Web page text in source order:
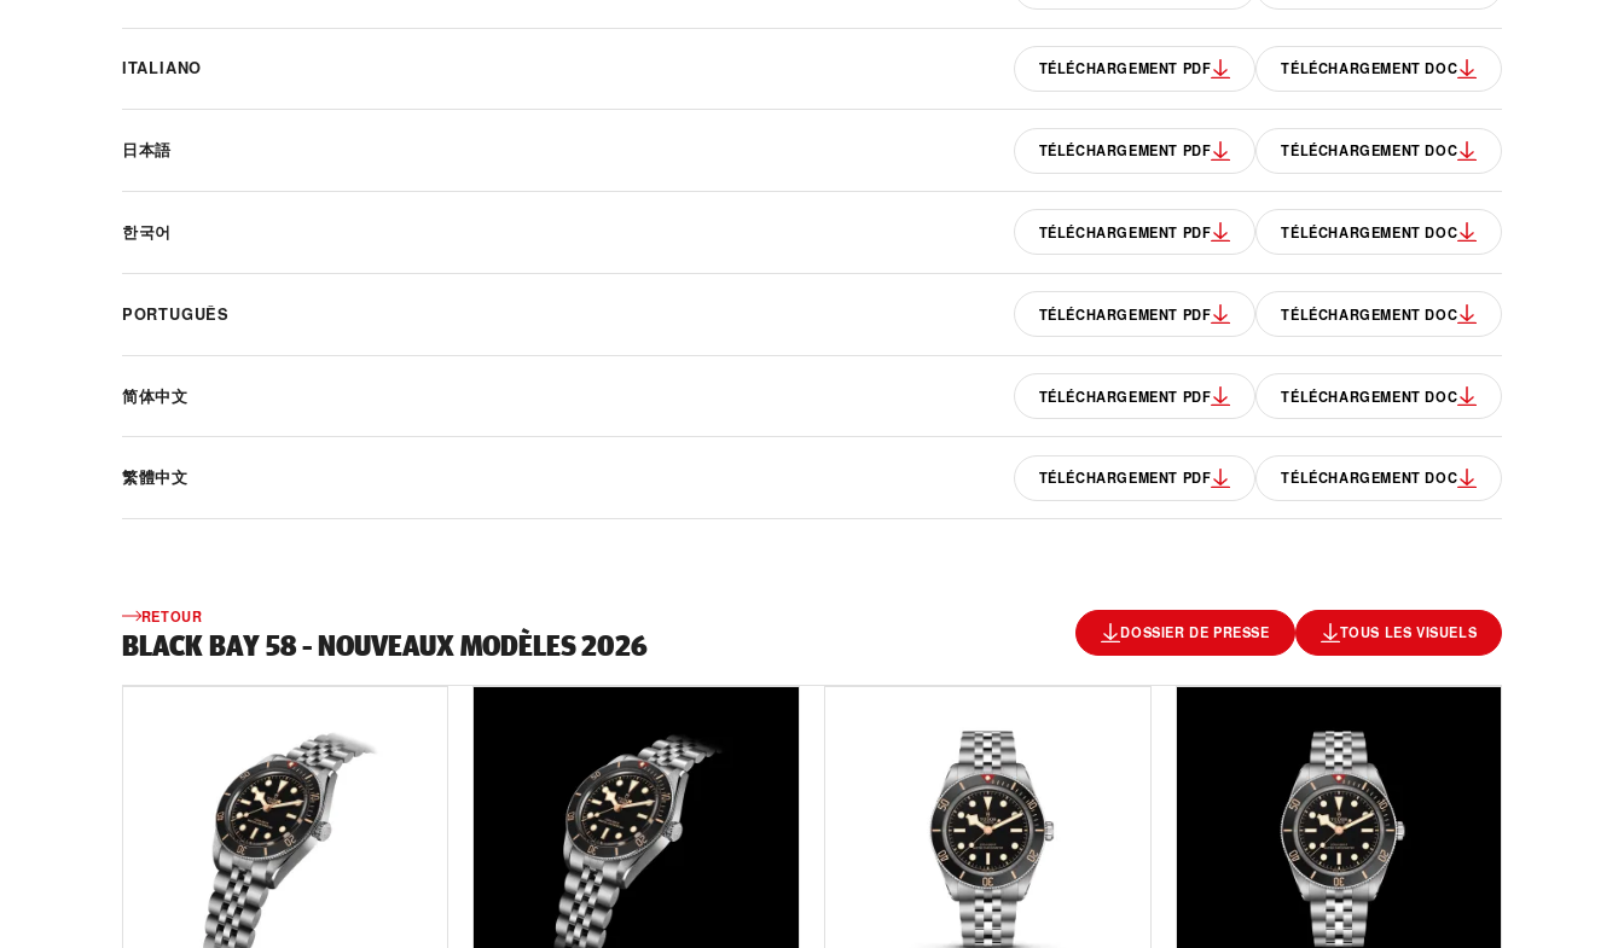
ITALIANO TÉLÉCHARGEMENT PDF TÉLÉCHARGEMENT DOC
日本語 TÉLÉCHARGEMENT PDF TÉLÉCHARGEMENT DOC
한국어 TÉLÉCHARGEMENT PDF TÉLÉCHARGEMENT DOC
PORTUGUÊS TÉLÉCHARGEMENT PDF TÉLÉCHARGEMENT DOC
简体中文 TÉLÉCHARGEMENT PDF TÉLÉCHARGEMENT DOC
繁體中文 TÉLÉCHARGEMENT PDF TÉLÉCHARGEMENT DOC
RETOUR
BLACK BAY 58 - NOUVEAUX MODÈLES 2026 DOSSIER DE PRESSE TOUS LES VISUELS